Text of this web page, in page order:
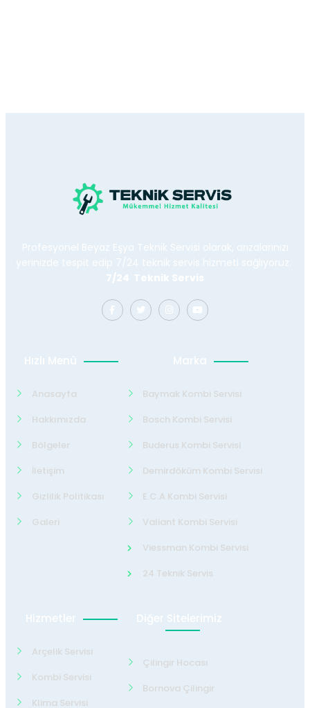
Profesyonel Beyaz Eşya Teknik Servisi olarak, arızalarınızı
yerinizde tespit edip 7/24 teknik servis hizmeti sağlıyoruz.
7/24 Teknik Servis
Hızlı Menü
Anasayfa
Hakkımızda
Bölgeler
İletişim
Gizlilik Politikası
Galeri
Marka
Baymak Kombi Servisi
Bosch Kombi Servisi
Buderus Kombi Servisi
Demirdöküm Kombi Servisi
E.C.A Kombi Servisi
Valiant Kombi Servisi
Viessman Kombi Servisi
24 Teknik Servis
Hizmetler
Arçelik Servisi
Kombi Servisi
Klima Servisi
Diğer Sitelerimiz
Çilingir Hocası
Bornova Çilingir